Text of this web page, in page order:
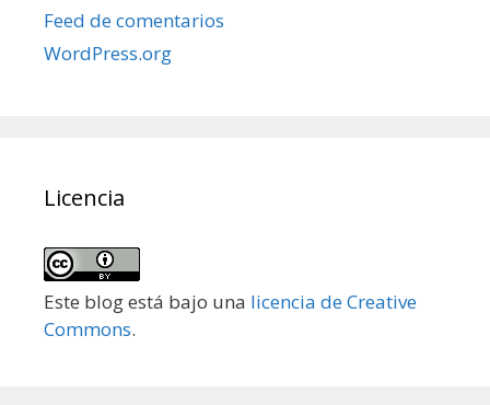
Feed de comentarios
WordPress.org
Licencia
Este blog está bajo una licencia de Creative
Commons.